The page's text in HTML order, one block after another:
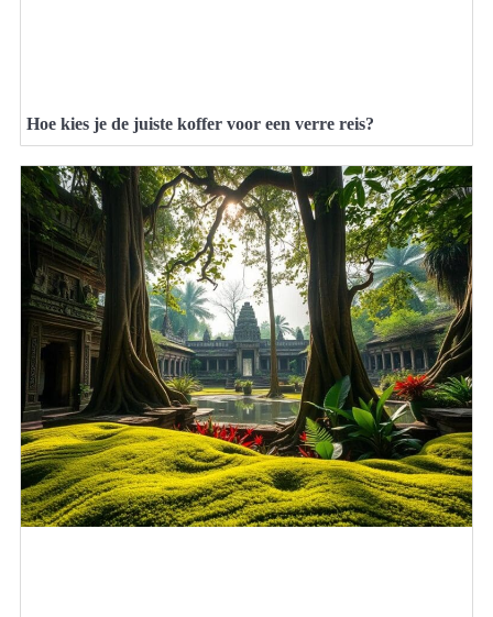
Hoe kies je de juiste koffer voor een verre reis?